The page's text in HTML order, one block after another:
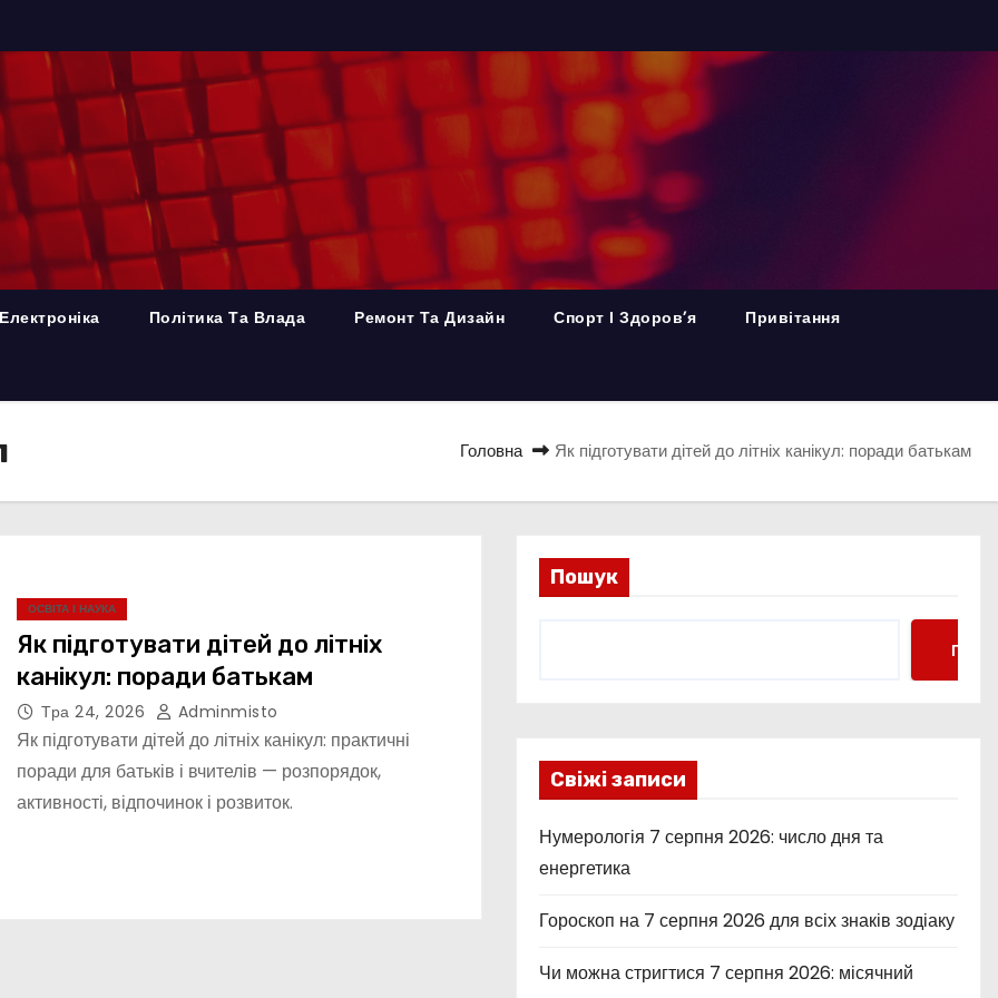
Електроніка Політика Та Влада Ремонт Та Дизайн Спорт І Здоров’я Привітання
Головна Як підготувати дітей до літніх канікул: поради батькам
ОСВІТА І НАУКА
Як підготувати дітей до літніх
канікул: поради батькам
Тра 24, 2026 Adminmisto
Як підготувати дітей до літніх канікул: практичні
поради для батьків і вчителів — розпорядок,
активності, відпочинок і розвиток.
Пошук
Свіжі записи
Нумерологія 7 серпня 2026: число дня та
енергетика
Гороскоп на 7 серпня 2026 для всіх знаків зодіаку
Чи можна стригтися 7 серпня 2026: місячний